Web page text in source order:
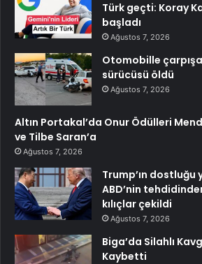
Türk geçti: Koray
başladı
Ağustos 7, 2026
Otomobille
sürücüsü öldü
Ağustos 7, 2026
Altın Portakal’da Onur Ödülleri
ve Tilbe Saran’a
Ağustos 7, 2026
Trump’ın dostluğu
ABD’nin
kılıçlar çekildi
Ağustos 7, 2026
Biga’da Silahlı
Kaybetti